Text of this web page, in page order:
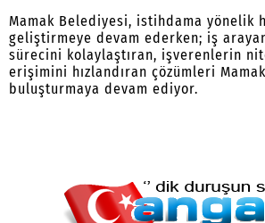
Mamak Belediyesi, istihdama yönelik
geliştirmeye devam ederken; iş
sürecini kolaylaştıran, işverenlerin
erişimini hızlandıran çözümleri
buluşturmaya devam ediyor.